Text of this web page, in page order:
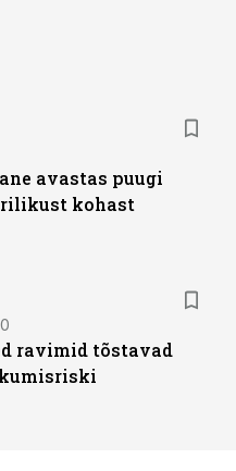
avastas puugi
kohast
ravimid tõstavad